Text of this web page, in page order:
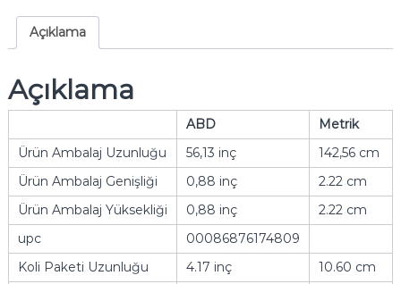
Açıklama
Açıklama
ABD
Metrik
Ürün Ambalaj Uzunluğu
56,13 inç
142,56 cm
Ürün Ambalaj Genişliği
0,88 inç
2.22 cm
Ürün Ambalaj Yüksekliği
0,88 inç
2.22 cm
upc
00086876174809
Koli Paketi Uzunluğu
4.17 inç
10.60 cm